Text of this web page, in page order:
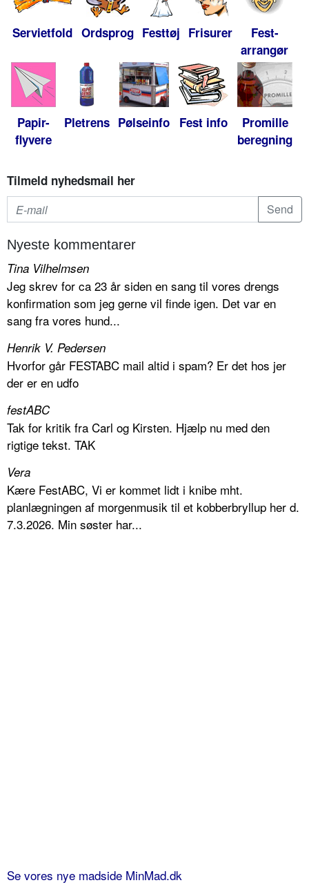
Servietfold Ordsprog Festtøj Frisurer
Fest-
arrangør
Papir-
flyvere
Pletrens Pølseinfo Fest info
Promille
beregning
Tilmeld nyhedsmail her
Nyeste kommentarer
Tina Vilhelmsen
Jeg skrev for ca 23 år siden en sang til vores drengs
konfirmation som jeg gerne vil finde igen. Det var en
sang fra vores hund...
Henrik V. Pedersen
Hvorfor går FESTABC mail altid i spam? Er det hos jer
der er en udfo
festABC
Tak for kritik fra Carl og Kirsten. Hjælp nu med den
rigtige tekst. TAK
Vera
Kære FestABC, Vi er kommet lidt i knibe mht.
planlægningen af morgenmusik til et kobberbryllup her d.
7.3.2026. Min søster har...
Se vores nye madside MinMad.dk